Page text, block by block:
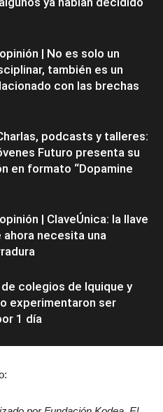
| No es solo un
también es un
con las brechas
podcasts y talleres:
Futuro presenta su
en formato “Dopamine
| ClaveÚnica: la llave
ahora necesita una
colegios de Iquique y
experimentaron ser
1 día